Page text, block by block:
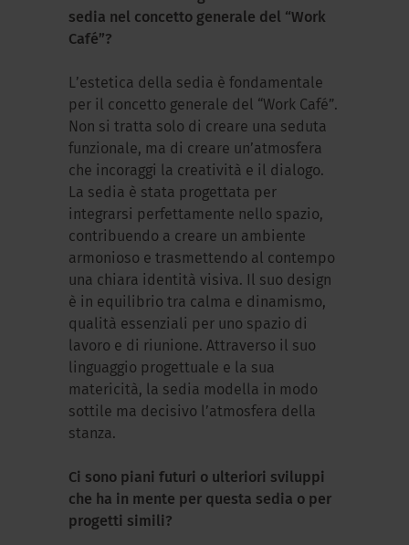
sedia nel concetto generale del “Work
Café”?
L’estetica della sedia è fondamentale
per il concetto generale del “Work Café”.
Non si tratta solo di creare una seduta
funzionale, ma di creare un’atmosfera
che incoraggi la creatività e il dialogo.
La sedia è stata progettata per
integrarsi perfettamente nello spazio,
contribuendo a creare un ambiente
armonioso e trasmettendo al contempo
una chiara identità visiva. Il suo design
è in equilibrio tra calma e dinamismo,
qualità essenziali per uno spazio di
lavoro e di riunione. Attraverso il suo
linguaggio progettuale e la sua
matericità, la sedia modella in modo
sottile ma decisivo l’atmosfera della
stanza.
Ci sono piani futuri o ulteriori sviluppi
che ha in mente per questa sedia o per
progetti simili?